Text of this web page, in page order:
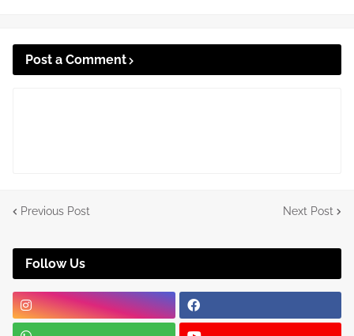
Post a Comment
Previous Post Next Post
Follow Us